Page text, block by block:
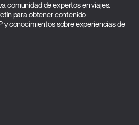
comunidad de expertos en viajes.
para obtener contenido
y conocimientos sobre experiencias de